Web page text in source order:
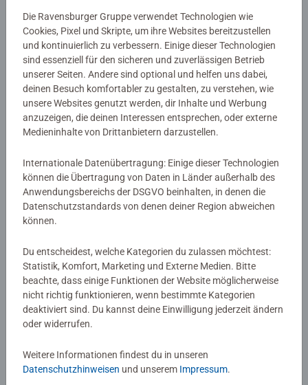
Vorteile der Ravensburger Puzzle-Mappe
1.Premium-Qualität: Hergestellt aus langlebigen
Materialien, die dafür sorgen, dass deine Puzzles sicher
und geschützt bleiben.
2.Praktisches Design:Mit einer weichen Filzoberfläche,
Puzzle in seinem letzten Fertigungsstand sichert.
3.Einfacher Transport:Leicht und tragbar, perfekt für
unterwegs oder um deine Puzzles an einem sicheren Ort
aufzubewahren.
4.Vielseitig einsetzbar:Geeignet für Puzzles
unterschiedlicher Größen bis zu 1000 Teilen.
Die Ravensburger Gruppe verwendet Technologien wie
Cookies, Pixel und Skripte, um ihre Websites bereitzustellen
und kontinuierlich zu verbessern. Einige dieser Technologien
sind essenziell für den sicheren und zuverlässigen Betrieb
unserer Seiten. Andere sind optional und helfen uns dabei,
deinen Besuch komfortabler zu gestalten, zu verstehen, wie
unsere Websites genutzt werden, dir Inhalte und Werbung
anzuzeigen, die deinen Interessen entsprechen, oder externe
Medieninhalte von Drittanbietern darzustellen.
Internationale Datenübertragung: Einige dieser Technologien
können die Übertragung von Daten in Länder außerhalb des
Anwendungsbereichs der DSGVO beinhalten, in denen die
Datenschutzstandards von denen deiner Region abweichen
können.
Du entscheidest, welche Kategorien du zulassen möchtest:
Statistik, Komfort, Marketing und Externe Medien. Bitte
beachte, dass einige Funktionen der Website möglicherweise
nicht richtig funktionieren, wenn bestimmte Kategorien
deaktiviert sind. Du kannst deine Einwilligung jederzeit ändern
oder widerrufen.
Weitere Informationen findest du in unseren
Datenschutzhinweisen und unserem Impressum.